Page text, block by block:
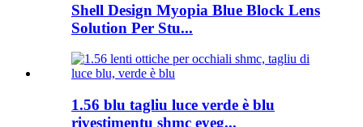
Shell Design Myopia Blue Block Lens
Solution Per Stu...
1.56 blu tagliu luce verde è blu
rivestimentu shmc eyeg...